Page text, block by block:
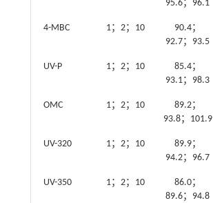
95.6；96.1
4-MBC 1；2；10
90.4；
92.7；93.5
UV-P 1；2；10
85.4；
93.1；98.3
OMC 1；2；10
89.2；
93.8；101.9
UV-320 1；2；10
89.9；
94.2；96.7
UV-350 1；2；10
86.0；
89.6；94.8